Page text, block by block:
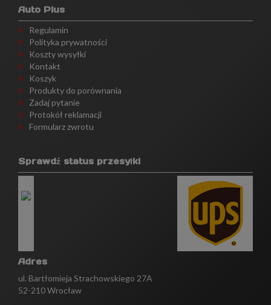
Auto Plus
Regulamin
Polityka prywatności
Koszty wysyłki
Kontakt
Koszyk
Produkty do porównania
Zadaj pytanie
Protokół reklamacji
Formularz zwrotu
Sprawdź status przesyłki
Adres
ul. Bartłomieja Strachowskiego 27A
52-210 Wrocław